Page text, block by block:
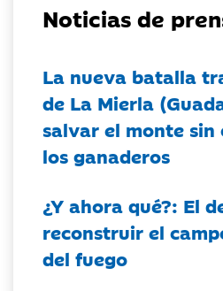
Noticias de
La nueva batalla
de La Mierla
salvar el monte sin
los ganaderos
¿Y ahora qué?: El
reconstruir el
del fuego